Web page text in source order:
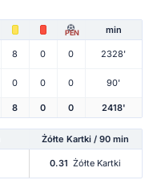
PEN min
8 0 0 2328'
0 0 0 90'
8 0 0 2418'
Żółte Kartki / 90 min
0.31 Żółte Kartki